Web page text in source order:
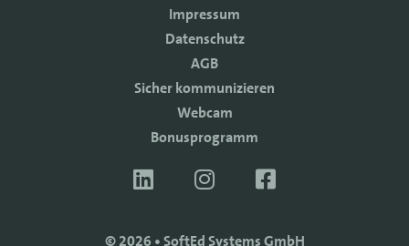
© 2026 • SoftEd Systems GmbH
Impressum
Datenschutz
AGB
Sicher kommunizieren
Webcam
Bonusprogramm
verbessern. Manche Cookies sind notwendig, damit unsere Website
funktioniert. Mit anderen Cookies können wir die Zugriffe auf die
Mit einem Klick auf "Zustimmen" akzeptieren sie diese Verarbeitung
und auch die Weitergabe Ihrer Daten an Drittanbieter. Die Daten
werden für Analysen genutzt. Weitere Informationen, auch zur
Sie können die Verwendung von Cookies